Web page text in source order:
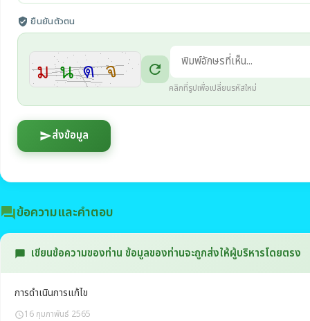
verified_user ยืนยันตัวตน
refresh
คลิกที่รูปเพื่อเปลี่ยนรหัสใหม่
sendส่งข้อมูล
question_answerข้อความและคำตอบ
chat_bubble เขียนข้อความของท่าน ข้อมูลของท่านจะถูกส่งให้ผู้บริหารโดยตรง
การดำเนินการแก้ไข
schedule16 กุมภาพันธ์ 2565